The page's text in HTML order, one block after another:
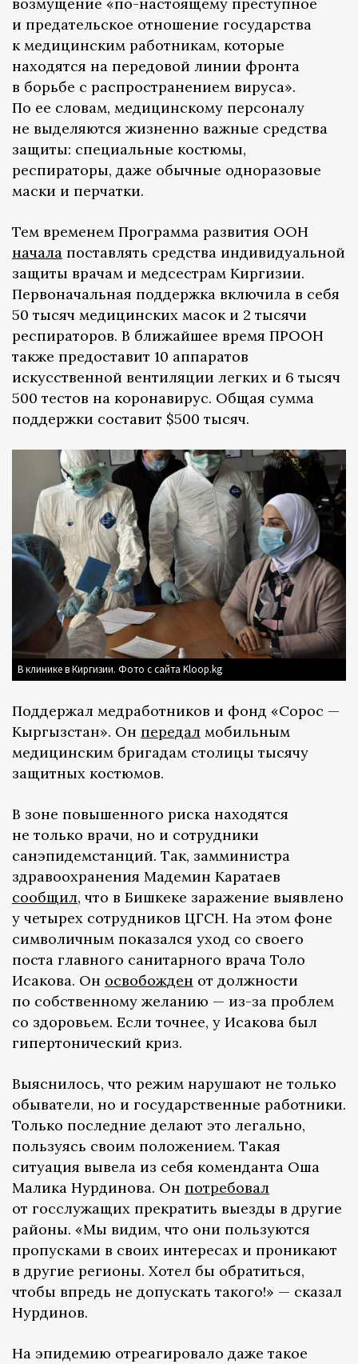
и предательское отношение государства
к медицинским работникам, которые
находятся на передовой линии фронта
в борьбе с распространением вируса».
По ее словам, медицинскому персоналу
не выделяются жизненно важные средства
защиты: специальные костюмы,
респираторы, даже обычные одноразовые
маски и перчатки.
Тем временем Программа развития ООН
начала поставлять средства индивидуальной
защиты врачам и медсестрам Киргизии.
Первоначальная поддержка включила в себя
50 тысяч медицинских масок и 2 тысячи
респираторов. В ближайшее время ПРООН
также предоставит 10 аппаратов
искусственной вентиляции легких и 6 тысяч
500 тестов на коронавирус. Общая сумма
поддержки составит $500 тысяч.
В клинике в Киргизии. Фото с сайта Kloop.kg
Поддержал медработников и фонд «Сорос —
Кыргызстан». Он передал мобильным
медицинским бригадам столицы тысячу
защитных костюмов.
В зоне повышенного риска находятся
не только врачи, но и сотрудники
санэпидемстанций. Так, замминистра
здравоохранения Мадемин Каратаев
сообщил, что в Бишкеке заражение выявлено
у четырех сотрудников ЦГСН. На этом фоне
символичным показался уход со своего
поста главного санитарного врача Толо
Исакова. Он освобожден от должности
по собственному желанию — из-за проблем
со здоровьем. Если точнее, у Исакова был
гипертонический криз.
Выяснилось, что режим нарушают не только
обыватели, но и государственные работники.
Только последние делают это легально,
пользуясь своим положением. Такая
ситуация вывела из себя коменданта Оша
Малика Нурдинова. Он потребовал
от госслужащих прекратить выезды в другие
районы. «Мы видим, что они пользуются
пропусками в своих интересах и проникают
в другие регионы. Хотел бы обратиться,
чтобы впредь не допускать такого!» — сказал
Нурдинов.
На эпидемию отреагировало даже такое